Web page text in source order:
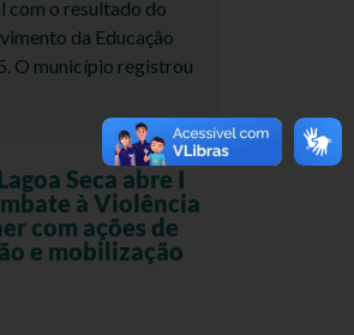
com o resultado do
da Educação
O município registrou
Seca abre I
à Violência
com ações de
e mobilização